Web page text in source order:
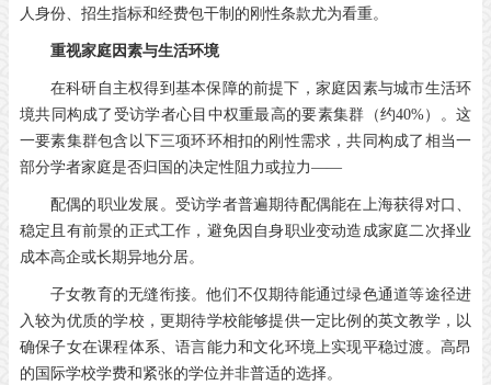
人身份、招生指标和经费包干制的刚性条款尤为看重。
重视家庭因素与生活环境
在科研自主权得到基本保障的前提下，家庭因素与城市生活环
境共同构成了受访学者心目中权重最高的要素集群（约40%）。这
一要素集群包含以下三项环环相扣的刚性需求，共同构成了相当一
部分学者家庭是否归国的决定性阻力或拉力——
配偶的职业发展。受访学者普遍期待配偶能在上海获得对口、
稳定且有前景的正式工作，避免因自身职业变动造成家庭二次择业
成本高企或长期异地分居。
子女教育的无缝衔接。他们不仅期待能通过绿色通道等途径进
入较为优质的学校，更期待学校能够提供一定比例的英文教学，以
确保子女在课程体系、语言能力和文化环境上实现平稳过渡。高昂
的国际学校学费和紧张的学位并非普适的选择。